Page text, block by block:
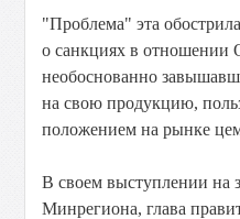
"Проблема" эта
о санкциях в
необоснованно
на свою продукцию,
положением на рынке
В своем выступлении на
Минрегиона, глава